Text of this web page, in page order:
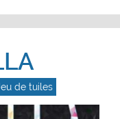
de tuiles